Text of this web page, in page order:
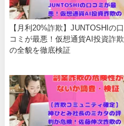
【月利20%詐欺】JUNTOSHIの口
コミが最悪！仮想通貨AI投資詐欺
の全貌を徹底検証